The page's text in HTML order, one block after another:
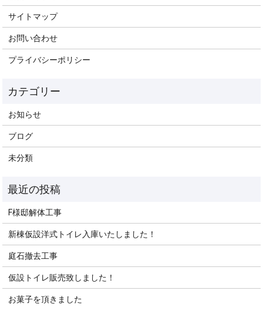
サイトマップ
お問い合わせ
プライバシーポリシー
お知らせ
ブログ
未分類
F様邸解体工事
新棟仮設洋式トイレ入庫いたしました！
庭石撤去工事
仮設トイレ販売致しました！
お菓子を頂きました